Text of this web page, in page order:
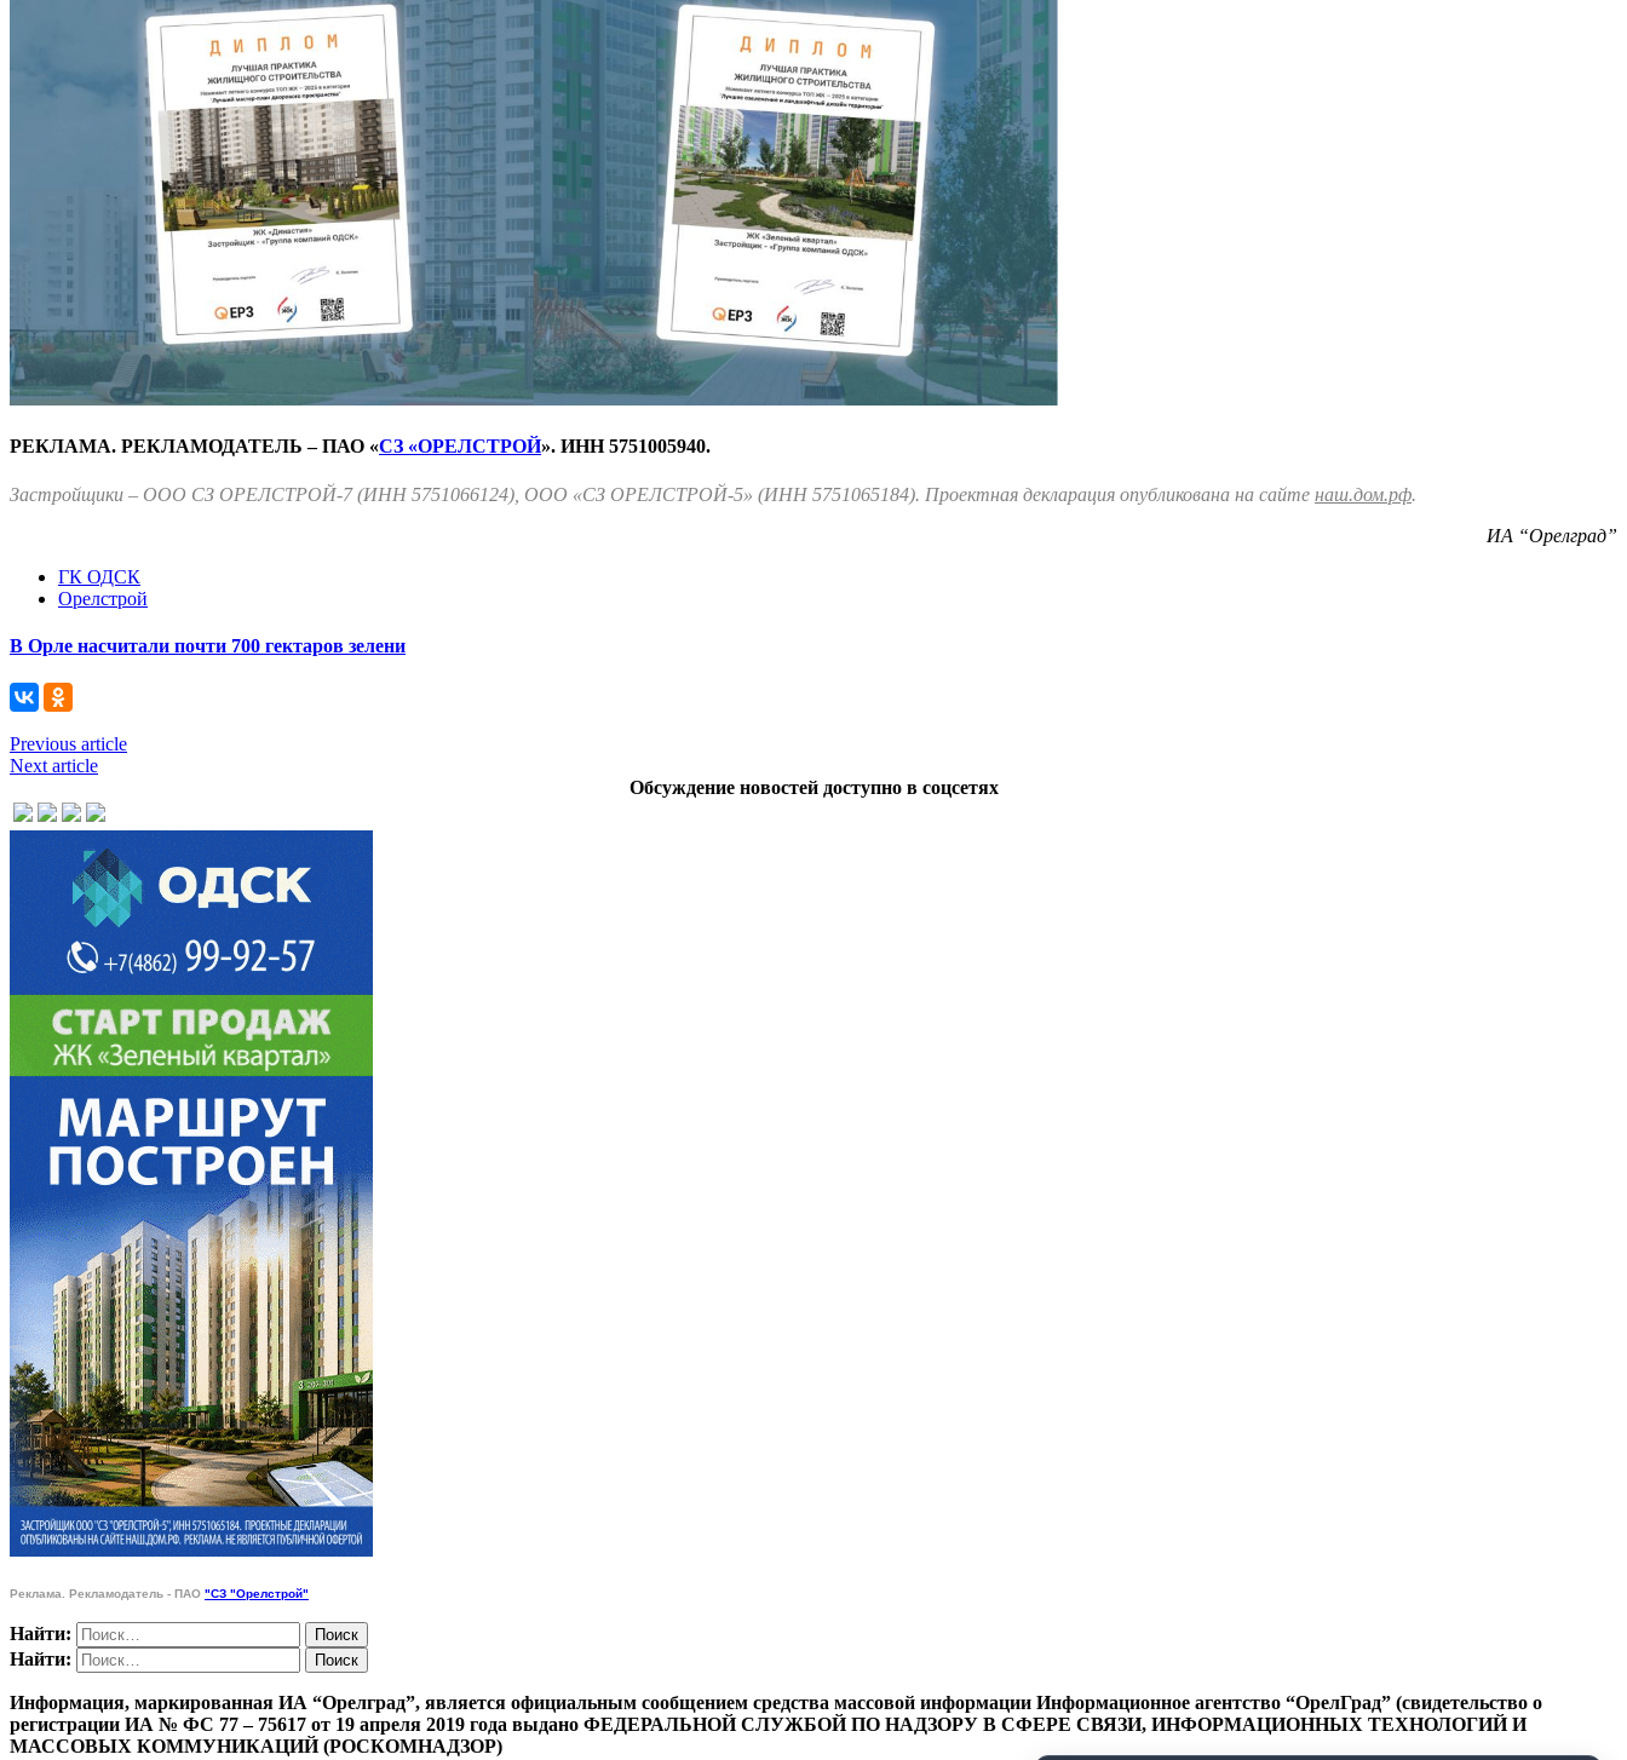
РЕКЛАМА. РЕКЛАМОДАТЕЛЬ – ПАО «СЗ «ОРЕЛСТРОЙ». ИНН 5751005940.
Застройщики – ООО СЗ ОРЕЛСТРОЙ-7 (ИНН 5751066124), ООО «СЗ ОРЕЛСТРОЙ-5» (ИНН 5751065184). Проектная декларация опубликована на сайте наш.дом.рф.
ИА “Орелград”
ГК ОДСК
Орелстрой
В Орле насчитали почти 700 гектаров зелени
Previous article
Next article
Обсуждение новостей доступно в соцсетях
Реклама. Рекламодатель - ПАО "СЗ "Орелстрой"
Найти:
Найти:
Информация, маркированная ИА “Орелград”, является официальным сообщением средства массовой информации Информационное агентство “ОрелГрад” (свидетельство о
регистрации ИА № ФС 77 – 75617 от 19 апреля 2019 года выдано ФЕДЕРАЛЬНОЙ СЛУЖБОЙ ПО НАДЗОРУ В СФЕРЕ СВЯЗИ, ИНФОРМАЦИОННЫХ ТЕХНОЛОГИЙ И
МАССОВЫХ КОММУНИКАЦИЙ (РОСКОМНАДЗОР)